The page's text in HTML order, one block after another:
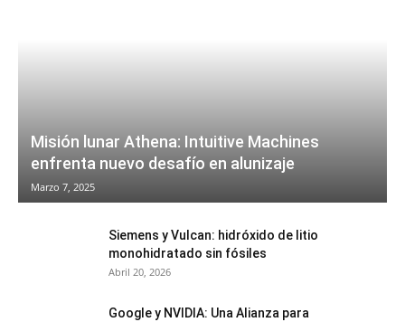
Misión lunar Athena: Intuitive Machines
enfrenta nuevo desafío en alunizaje
Marzo 7, 2025
Siemens y Vulcan: hidróxido de litio
monohidratado sin fósiles
Abril 20, 2026
Google y NVIDIA: Una Alianza para